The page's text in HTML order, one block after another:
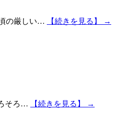
の厳しい… 【続きを見る】 →
そろ… 【続きを見る】 →